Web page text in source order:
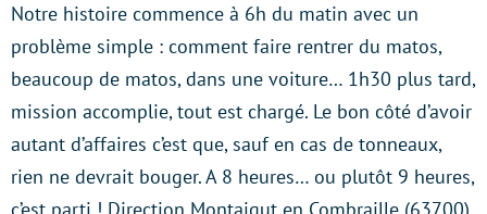
Notre histoire commence à 6h du matin avec un
problème simple : comment faire rentrer du matos,
beaucoup de matos, dans une voiture… 1h30 plus tard,
mission accomplie, tout est chargé. Le bon côté d’avoir
autant d’affaires c’est que, sauf en cas de tonneaux,
rien ne devrait bouger. A 8 heures… ou plutôt 9 heures,